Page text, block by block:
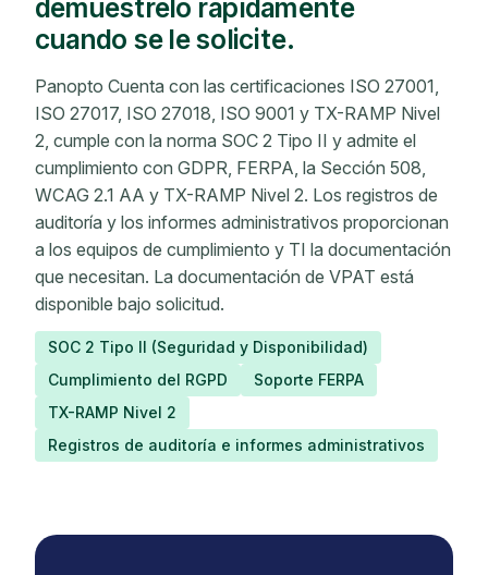
demuéstrelo rápidamente
cuando se le solicite.
Panopto Cuenta con las certificaciones ISO 27001,
ISO 27017, ISO 27018, ISO 9001 y TX-RAMP Nivel
2, cumple con la norma SOC 2 Tipo II y admite el
cumplimiento con GDPR, FERPA, la Sección 508,
WCAG 2.1 AA y TX-RAMP Nivel 2. Los registros de
auditoría y los informes administrativos proporcionan
a los equipos de cumplimiento y TI la documentación
que necesitan. La documentación de VPAT está
disponible bajo solicitud.
SOC 2 Tipo II (Seguridad y Disponibilidad)
Cumplimiento del RGPD
Soporte FERPA
TX-RAMP Nivel 2
Registros de auditoría e informes administrativos